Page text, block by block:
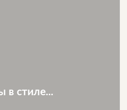
в стиле...